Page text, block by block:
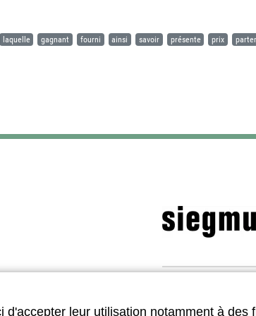
leur utilisation notamment à des
laquelle gagnant fourni ainsi savoir présente prix